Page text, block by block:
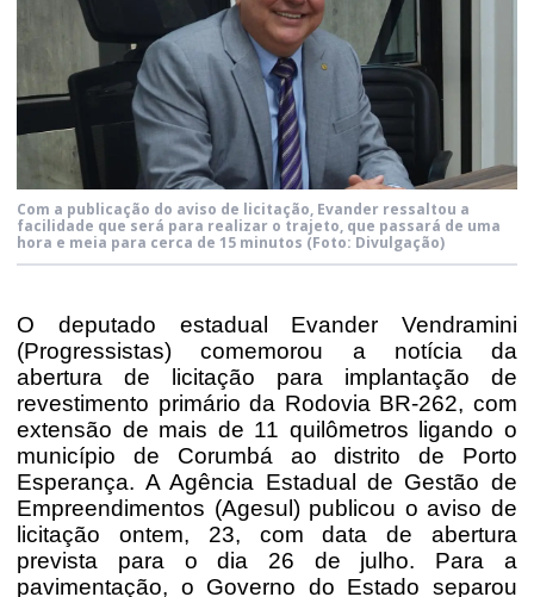
Com a publicação do aviso de licitação, Evander ressaltou a
facilidade que será para realizar o trajeto, que passará de uma
hora e meia para cerca de 15 minutos (Foto: Divulgação)
O deputado estadual Evander Vendramini
(Progressistas) comemorou a notícia da
abertura de licitação para implantação de
revestimento primário da Rodovia BR-262, com
extensão de mais de 11 quilômetros ligando o
município de Corumbá ao distrito de Porto
Esperança. A Agência Estadual de Gestão de
Empreendimentos (Agesul) publicou o aviso de
licitação ontem, 23, com data de abertura
prevista para o dia 26 de julho. Para a
pavimentação, o Governo do Estado separou